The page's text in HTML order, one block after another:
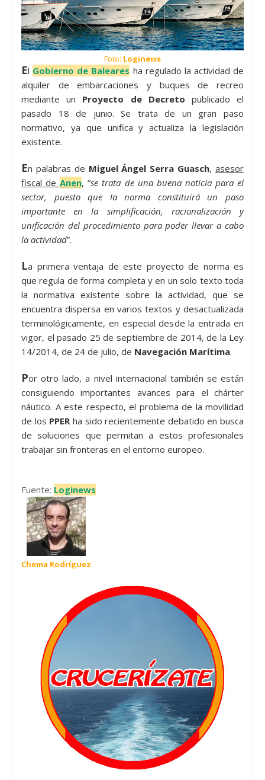
Foto: Loginews
El Gobierno de Baleares ha regulado la actividad de
alquiler de embarcaciones y buques de recreo
mediante un Proyecto de Decreto publicado el
pasado 18 de junio. Se trata de un gran paso
normativo, ya que unifica y actualiza la legislación
existente.
En palabras de Miguel Ángel Serra Guasch,asesor
fiscal deAnen, “se trata de una buena noticia para el
sector, puesto que la norma constituirá un paso
importante en la simplificación, racionalización y
unificación del procedimiento para poder llevar a cabo
la actividad”.
La primera ventaja de este proyecto de norma es
que regula de forma completa y en un solo texto toda
la normativa existente sobre la actividad, que se
encuentra dispersa en varios textos y desactualizada
terminológicamente, en especial desde la entrada en
vigor, el pasado 25 de septiembre de 2014, de la Ley
14/2014, de 24 de julio, de Navegación Marítima.
Por otro lado, a nivel internacional también se están
consiguiendo importantes avances para el chárter
náutico. A este respecto, el problema de la movilidad
de los PPER ha sido recientemente debatido en busca
de soluciones que permitan a estos profesionales
trabajar sin fronteras en el entorno europeo.
Fuente: Loginews
Chema Rodríguez